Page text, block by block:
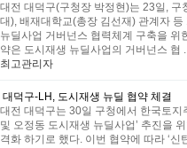
대전 대덕구(구청장 박정현)는 23일, 구
대), 배재대학교(총장 김선재) 관계자
뉴딜사업 거버넌스 협력체계 구축을 위
약은 도시재생 뉴딜사업의 거버넌스 협
최고관리자
대덕구-LH, 도시재생 뉴딜 협약 체결
대전 대덕구는 30일 구청에서 한국토지
및 오정동 도시재생 뉴딜사업’ 추진을
격화 하기로 했다. 이번 협약에 따라 ‘신